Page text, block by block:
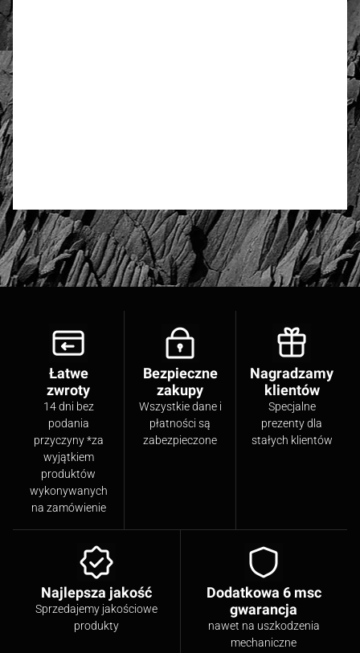
Łatwe
zwroty
14 dni bez
podania
przyczyny *za
wyjątkiem
produktów
wykonywanych
na zamówienie
Bezpieczne
zakupy
Wszystkie dane i
płatności są
zabezpieczone
Nagradzamy
klientów
Specjalne
prezenty dla
stałych klientów
Najlepsza jakość
Sprzedajemy jakościowe
produkty
Dodatkowa 6 msc
gwarancja
nawet na uszkodzenia
mechaniczne